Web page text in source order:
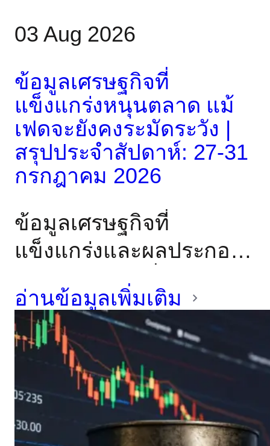
03 Aug 2026
ข้อมูลเศรษฐกิจที่
แข็งแกร่งหนุนตลาด แม้
เฟดจะยังคงระมัดระวัง |
สรุปประจำสัปดาห์: 27-31
กรกฎาคม 2026
ข้อมูลเศรษฐกิจที่
แข็งแกร่งและผลประกอบ
การของบริษัทที่โดดเด่น
อีกสัปดาห์หนึ่งช่วยหนุน
ตลาดโลก แม้ว่าธนาคาร
กลางจะยังคงส่งสัญญาณ
ความระมัดระวังเกี่ยวกับ
เงินเฟ้อก็ตาม โดย
อ่านข้อมูลเพิ่มเติม